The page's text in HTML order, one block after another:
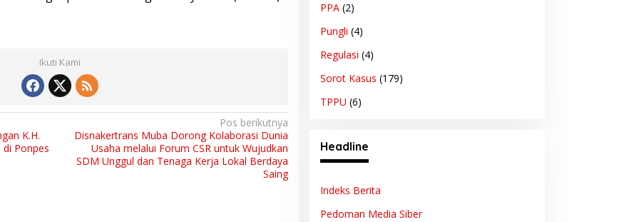
Ikuti Kami
K.H.
di Ponpes
Pos berikutnya
Disnakertrans Muba Dorong Kolaborasi Dunia
Usaha melalui Forum CSR untuk Wujudkan
SDM Unggul dan Tenaga Kerja Lokal Berdaya
Saing
PPA(2)
Pungli (4)
Regulasi (4)
Sorot Kasus (179)
TPPU (6)
Headline
Indeks Berita
Pedoman Media Siber